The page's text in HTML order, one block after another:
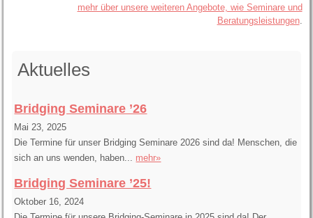
mehr über unsere weiteren Angebote, wie Seminare und
Beratungsleistungen.
Aktuelles
Bridging Seminare ’26
Mai 23, 2025
Die Termine für unser Bridging Seminare 2026 sind da! Menschen, die
sich an uns wenden, haben... mehr»
Bridging Seminare ’25!
Oktober 16, 2024